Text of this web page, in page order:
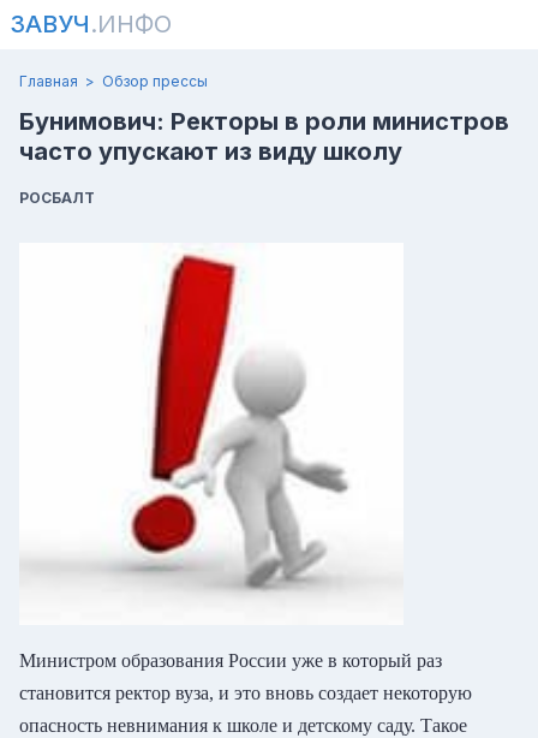
ЗАВУЧ.ИНФО
Главная Обзор прессы
Бунимович: Ректоры в роли министров
часто упускают из виду школу
РОСБАЛТ
Министром образования России уже в который раз
становится ректор вуза, и это вновь создает некоторую
опасность невнимания к школе и детскому саду. Такое